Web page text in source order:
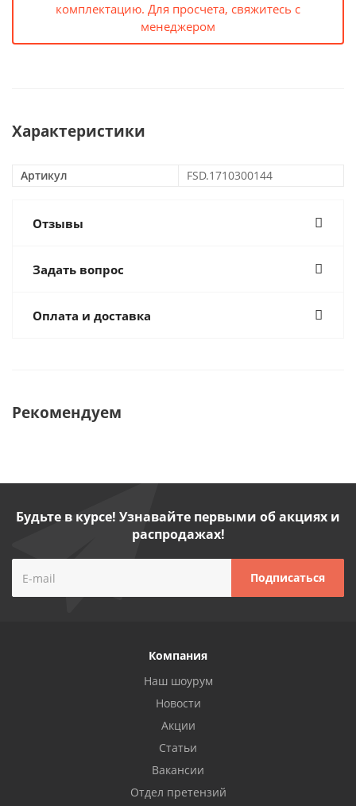
комплектацию. Для просчета, свяжитесь с
менеджером
Характеристики
Артикул FSD.1710300144
Отзывы
Задать вопрос
Оплата и доставка
Рекомендуем
Будьте в курсе! Узнавайте первыми об акциях и
распродажах!
Компания
Наш шоурум
Новости
Акции
Статьи
Вакансии
Отдел претензий